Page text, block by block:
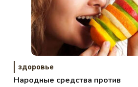
здоровье
Народные средства против